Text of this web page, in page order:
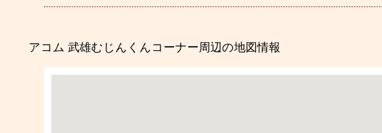
アコム 武雄むじんくんコーナー周辺の地図情報